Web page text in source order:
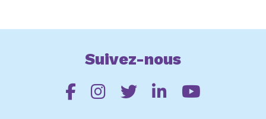
Suivez-nous